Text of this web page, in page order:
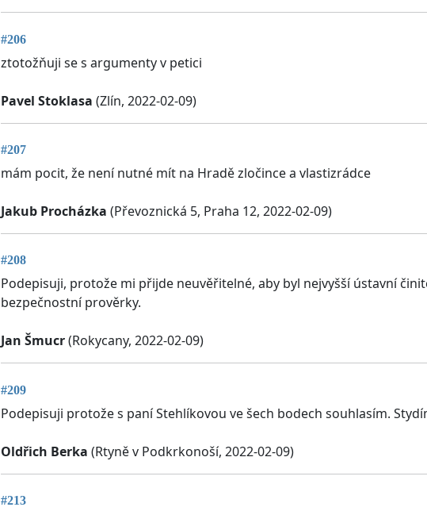
#206
ztotožňuji se s argumenty v petici
Pavel Stoklasa (Zlín, 2022-02-09)
#207
mám pocit, že není nutné mít na Hradě zločince a vlastizrádce
Jakub Procházka (Převoznická 5, Praha 12, 2022-02-09)
#208
Podepisuji, protože mi přijde neuvěřitelné, aby byl nejvyšší ústavní
bezpečnostní prověrky.
Jan Šmucr(Rokycany, 2022-02-09)
#209
Podepisuji protože s paní Stehlíkovou ve šech bodech souhlasím.
Oldřich Berka (Rtyně v Podkrkonoší, 2022-02-09)
#213